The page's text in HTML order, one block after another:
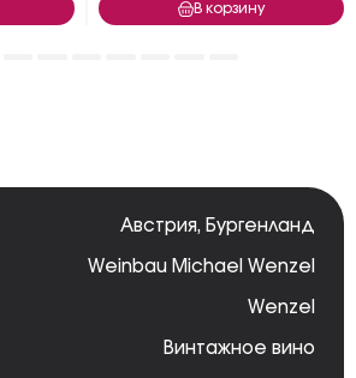
В корзину
Австрия, Бургенланд
Weinbau Michael Wenzel
Wenzel
Винтажное вино